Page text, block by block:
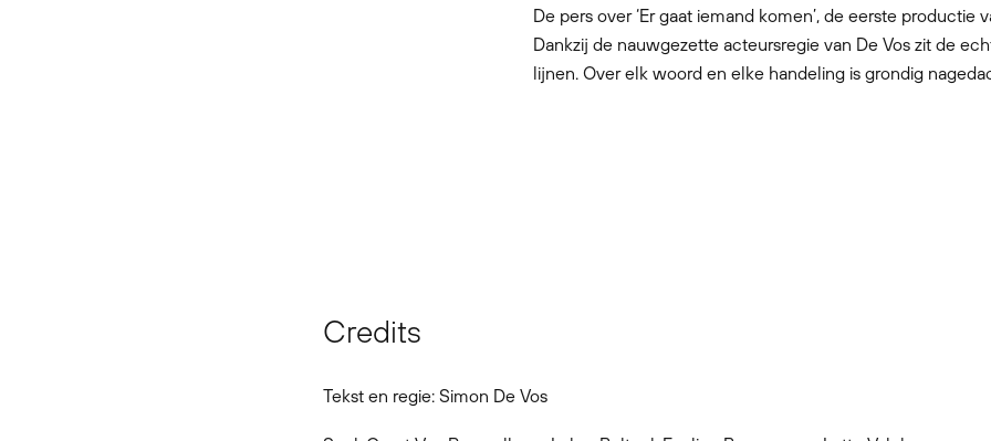
De pers over ‘Er gaat iemand komen’, de eerste productie
Dankzij de nauwgezette acteursregie van De Vos zit de
lijnen. Over elk woord en elke handeling is grondig
Credits
Tekst en regie: Simon De Vos